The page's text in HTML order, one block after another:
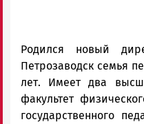
Родился новый
Петрозаводск семья
лет. Имеет два
факультет
государственного